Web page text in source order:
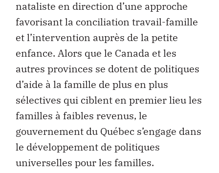
nataliste en direction d’une approche
favorisant la conciliation travail-famille
et l’intervention auprès de la petite
enfance. Alors que le Canada et les
autres provinces se dotent de politiques
d’aide à la famille de plus en plus
sélectives qui ciblent en premier lieu les
familles à faibles revenus, le
gouvernement du Québec s’engage dans
le développement de politiques
universelles pour les familles.